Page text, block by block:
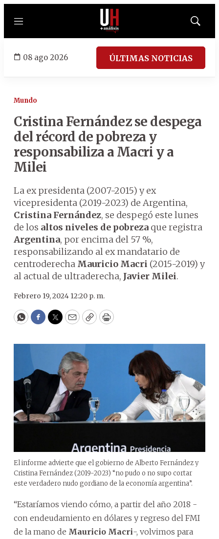
Menú
Mostrar
08 ago 2026 ÚLTIMAS NOTICIAS
Mundo
Cristina Fernández se despega
del récord de pobreza y
responsabiliza a Macri y a
Milei
La ex presidenta (2007-2015) y ex
vicepresidenta (2019-2023) de Argentina,
Cristina Fernández, se despegó este lunes
de los altos niveles de pobreza que registra
Argentina, por encima del 57 %,
responsabilizando al ex mandatario de
centroderecha Mauricio Macri (2015-2019) y
al actual de ultraderecha, Javier Milei.
Febrero 19, 2024 12:20 p. m.
WhatsApp
Facebook
Twitter
EmailCopyPrint
El informe advierte que el gobierno de Alberto Fernández y
Cristina Fernández (2019-2023) “no pudo o no supo cortar
este verdadero nudo gordiano de la economía argentina”.
“Estaríamos viendo cómo, a partir del año 2018 -
con endeudamiento en dólares y regreso del FMI
de la mano de Mauricio Macri-, volvimos para